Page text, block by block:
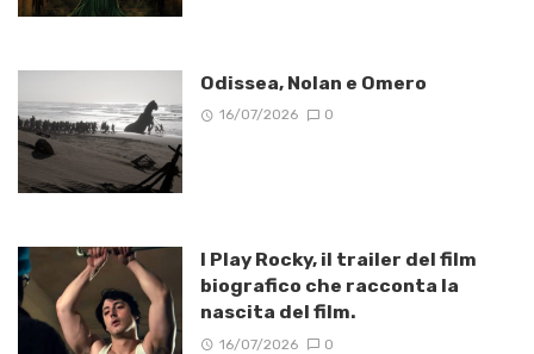
Odissea, Nolan e Omero
16/07/2026 0
I Play Rocky, il trailer del film
biografico che racconta la
nascita del film.
16/07/2026 0